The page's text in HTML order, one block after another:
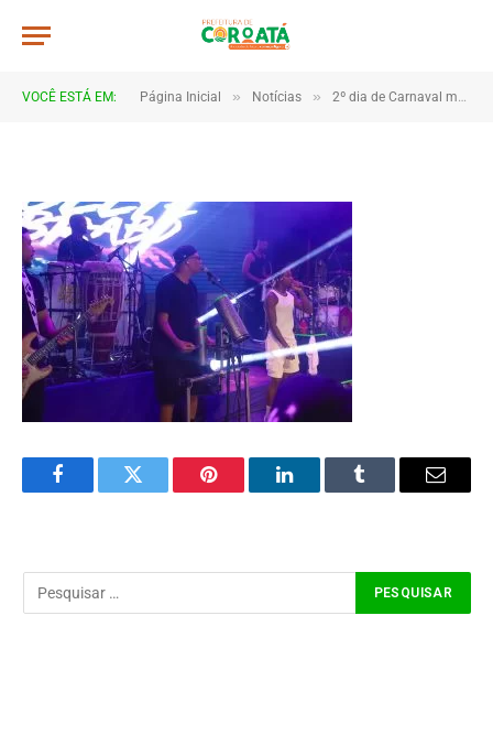
VOCÊ ESTÁ EM: Página Inicial » Notícias » 2º dia de Carnaval movimenta Coroatá com muita animação e grande público
4B2A1384
FacebookTwitter Pinterest LinkedInTumblr Email